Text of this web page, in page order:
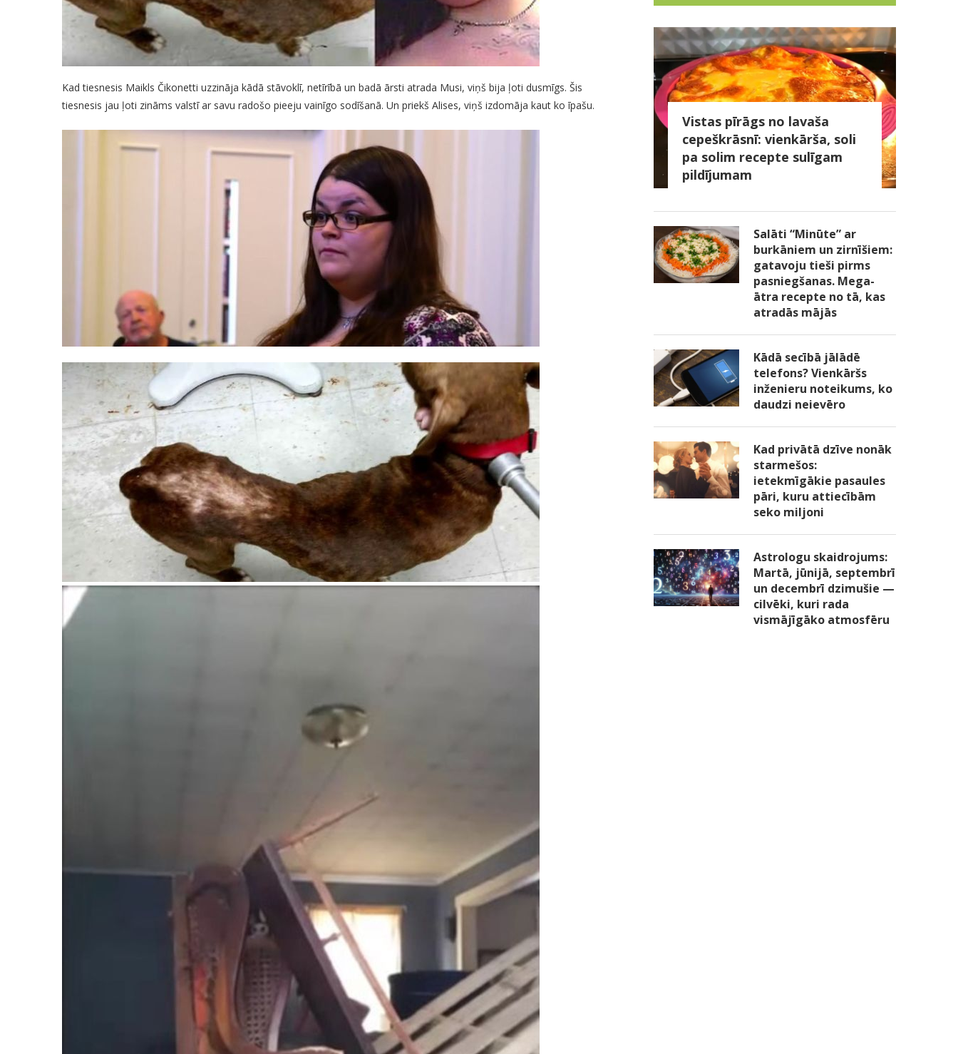
Kad tiesnesis Maikls Čikonetti uzzināja kādā stāvoklī, netīrībā un badā ārsti atrada Musi, viņš bija ļoti dusmīgs. Šis
tiesnesis jau ļoti zināms valstī ar savu radošo pieeju vainīgo sodīšanā. Un priekš Alises, viņš izdomāja kaut ko īpašu.
Vistas pīrāgs no lavaša
cepeškrāsnī: vienkārša, soli
pa solim recepte sulīgam
pildījumam
Salāti “Minūte” ar
burkāniem un zirnīšiem:
gatavoju tieši pirms
pasniegšanas. Mega-
ātra recepte no tā, kas
atradās mājās
Kādā secībā jālādē
telefons? Vienkāršs
inženieru noteikums, ko
daudzi neievēro
Kad privātā dzīve nonāk
starmešos:
ietekmīgākie pasaules
pāri, kuru attiecībām
seko miljoni
Astrologu skaidrojums:
Martā, jūnijā, septembrī
un decembrī dzimušie —
cilvēki, kuri rada
vismājīgāko atmosfēru